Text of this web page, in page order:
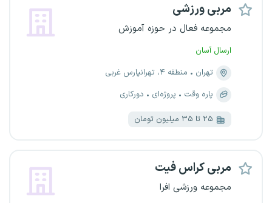
مربی ورزشی
مجموعه فعال در حوزه آموزش
ارسال آسان
تهران
منطقه ۴، تهرانپارس غربی
پاره وقت
پروژه‌ای دورکاری
۲۵ تا ۳۵ میلیون تومان
مربی کراس فیت
مجموعه ورزشی افرا